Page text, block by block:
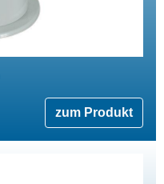
zum Produkt